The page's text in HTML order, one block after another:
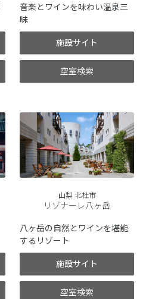
音楽とワインを味わい温泉三
昧
施設サイト
空室検索
山梨 北杜市
リゾナーレ八ヶ岳
八ヶ岳の自然とワインを堪能
するリゾート
施設サイト
空室検索